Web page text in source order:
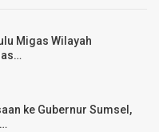
Migas Wilayah
ke Gubernur Sumsel,